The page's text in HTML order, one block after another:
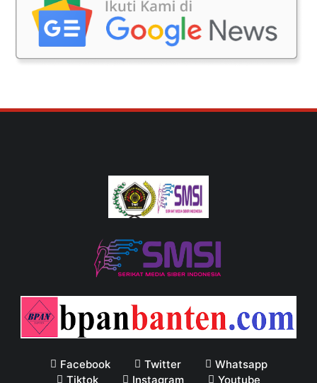
Facebook Twitter
Whatsapp
Tiktok
Instagram Youtube